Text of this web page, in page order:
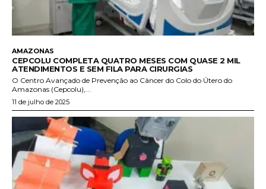
AMAZONAS
CEPCOLU COMPLETA QUATRO MESES COM QUASE 2 MIL
ATENDIMENTOS E SEM FILA PARA CIRURGIAS
O Centro Avançado de Prevenção ao Câncer do Colo do Útero do
Amazonas (Cepcolu),...
11 de julho de 2025